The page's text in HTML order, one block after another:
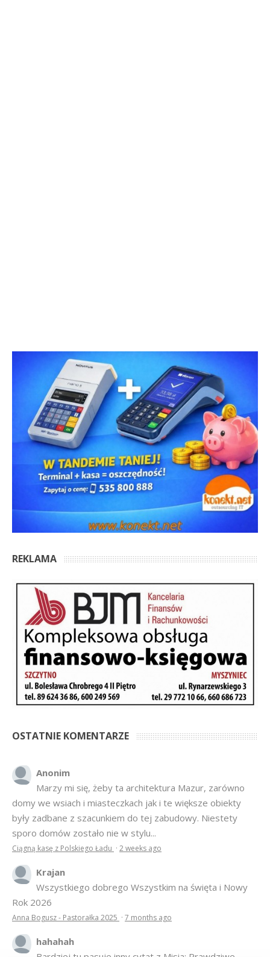
REKLAMA
OSTATNIE KOMENTARZE
Anonim
Marzy mi się, żeby ta architektura Mazur, zarówno
domy we wsiach i miasteczkach jak i te większe obiekty
były zadbane z szacunkiem do tej zabudowy. Niestety
sporo domów zostało nie w stylu...
Ciągną kasę z Polskiego Ładu · 2 weeks ago
Krajan
Wszystkiego dobrego Wszystkim na święta i Nowy
Rok 2026
Anna Bogusz - Pastorałka 2025 · 7 months ago
hahahah